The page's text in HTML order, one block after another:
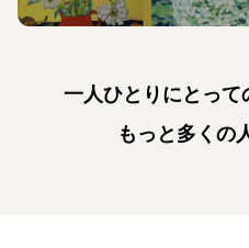
一人ひとりにとって
もっと多くの